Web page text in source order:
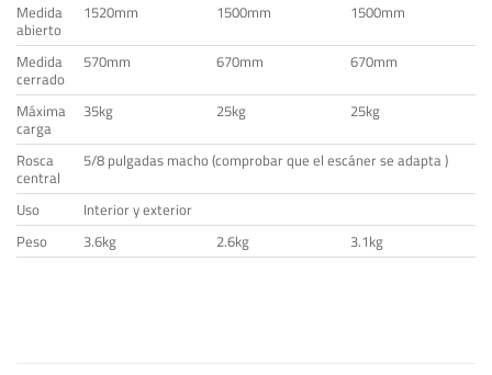
Medida
abierto
1520mm 1500mm 1500mm
Medida
cerrado
570mm 670mm 670mm
Máxima
carga
35kg 25kg 25kg
Rosca
central
5/8 pulgadas macho (comprobar que el escáner se adapta )
Uso
Interior y exterior
Peso
3.6kg 2.6kg 3.1kg